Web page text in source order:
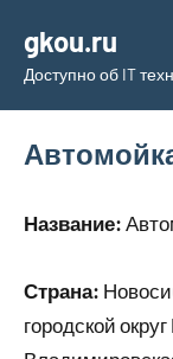
содержимому
gkou.ru
Доступно об IT
Название:
Страна:
городской